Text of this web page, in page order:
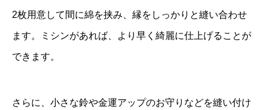
2枚用意して間に綿を挟み、縁をしっかりと縫い合わせ
ます。ミシンがあれば、より早く綺麗に仕上げることが
できます。
さらに、小さな鈴や金運アップのお守りなどを縫い付け